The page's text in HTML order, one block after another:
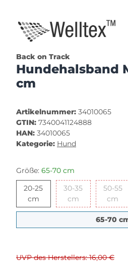
Back on Track
Hundehalsband
cm
Artikelnummer: 34010065
GTIN: 7340041124888
HAN: 34010065
Kategorie: Hund
Größe: 65-70 cm
20-25
cm20-25 cm
30-35
cm30-35 cm
50-55
cm
65-70
UVP des Herstellers: 16,00 €